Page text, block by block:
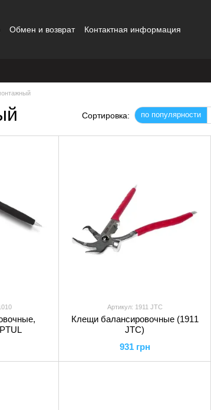
Обмен и возврат Контактная информация
Сортировка: по популярности
Артикул: 1911 JTC
Клещи балансировочные (1911
JTC)
931 грн